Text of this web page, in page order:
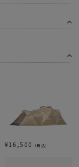
¥16,500 （税込）